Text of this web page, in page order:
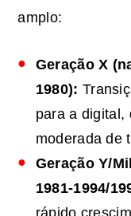
amplo:
Geração X
1980):
para a digital,
moderada de
Geração Y/
1981-1994/
rápido